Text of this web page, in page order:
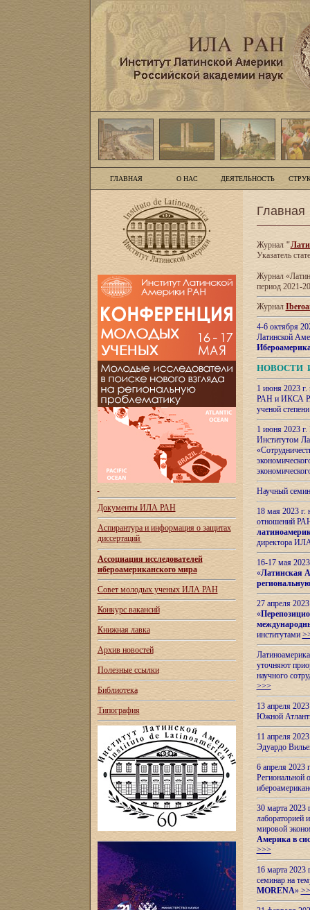
ГЛАВНАЯ О НАС ДЕЯТЕЛЬНОСТЬ
Документы ИЛА РАН
Аспирантура и информация о защитах
диссертаций
Ассоциация исследователей
ибероамериканского мира
Совет молодых ученых ИЛА РАН
Конкурс вакансий
Книжная лавка
Архив новостей
Полезные ссылки
Библиотека
Типография
Главная
Журнал"
Указатель
Журнал
период 2021-
Журнал
4-6 октября
Латинской
НОВОСТИ
1 июня 2023
РАН и ИКСА
ученой
1 июня 2023
Институтом
Научный
18 мая 2023
отношений
директора
16-17 мая
«Латинская
27 апреля
«
институтами
уточняют
научного
>>>
13 апреля
Южной
11 апреля
Эдуардо
6 апреля
Региональной
30 марта 2023
лабораторией
мировой
Америка в
>>>
16 марта 2023
семинар на
MORENA»